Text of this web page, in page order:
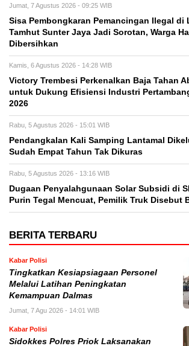
Jumat, 7 Agustus 2026 - 09:25 WIB
Sisa Pembongkaran Pemancingan Ilegal di
Tamhut Sunter Jaya Jadi Sorotan, Warga
Dibersihkan
Kamis, 6 Agustus 2026 - 14:28 WIB
Victory Trembesi Perkenalkan Baja Tahan
untuk Dukung Efisiensi Industri
2026
Rabu, 5 Agustus 2026 - 15:01 WIB
Pendangkalan Kali Samping Lantamal
Sudah Empat Tahun Tak Dikuras
Rabu, 5 Agustus 2026 - 13:16 WIB
‎Dugaan Penyalahgunaan Solar Subsidi di
Purin Tegal Mencuat, Pemilik Truk Disebut
BERITA TERBARU
Kabar Polisi
Tingkatkan Kesiapsiagaan Personel
Melalui Latihan Peningkatan
Kemampuan Dalmas
Jumat, 7 Agu 2026 - 14:01 WIB
Kabar Polisi
Sidokkes Polres Priok Laksanakan